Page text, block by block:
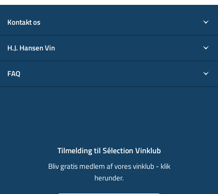
Kontakt os
H.J. Hansen Vin
FAQ
Tilmelding til Sélection Vinklub
Bliv gratis medlem af vores vinklub - klik
herunder.